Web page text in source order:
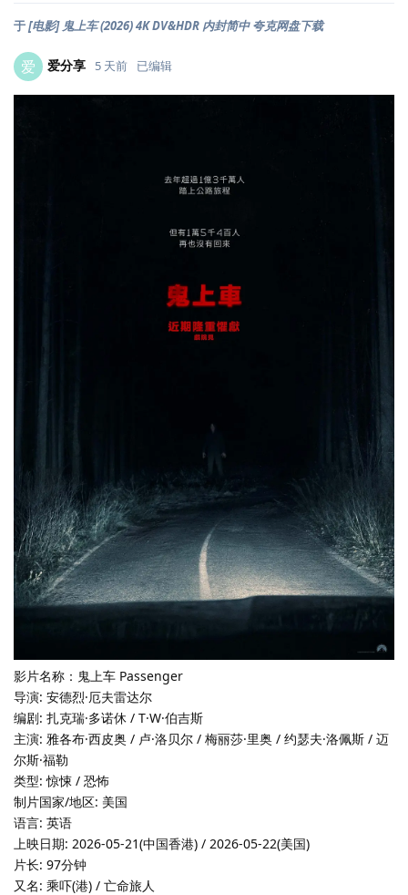
于[电影] 鬼上车 (2026) 4K DV&HDR 内封简中 夸克网盘下载
爱 爱分享 5 天前 已编辑
影片名称：鬼上车 Passenger
导演: 安德烈·厄夫雷达尔
编剧: 扎克瑞·多诺休 / T·W·伯吉斯
主演: 雅各布·西皮奥 / 卢·洛贝尔 / 梅丽莎·里奥 / 约瑟夫·洛佩斯 / 迈
尔斯·福勒
类型: 惊悚 / 恐怖
制片国家/地区: 美国
语言: 英语
上映日期: 2026-05-21(中国香港) / 2026-05-22(美国)
片长: 97分钟
又名: 乘吓(港) / 亡命旅人